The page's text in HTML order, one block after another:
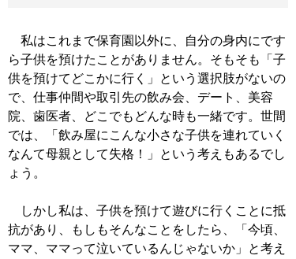
私はこれまで保育園以外に、自分の身内にです
ら子供を預けたことがありません。そもそも「子
供を預けてどこかに行く」という選択肢がないの
で、仕事仲間や取引先の飲み会、デート、美容
院、歯医者、どこでもどんな時も一緒です。世間
では、「飲み屋にこんな小さな子供を連れていく
なんて母親として失格！」という考えもあるでし
ょう。
しかし私は、子供を預けて遊びに行くことに抵
抗があり、もしもそんなことをしたら、「今頃、
ママ、ママって泣いているんじゃないか」と考え